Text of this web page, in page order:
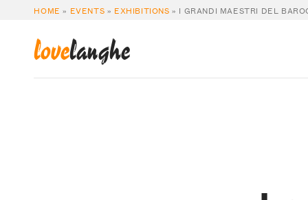
HOME » EVENTS » EXHIBITIONS » I GRANDI MAESTRI DEL
lovelanghe